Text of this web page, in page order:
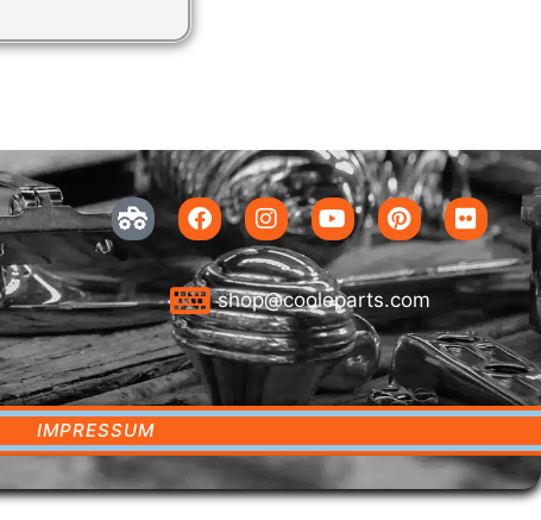
shop@cooleparts.com
IMPRESSUM